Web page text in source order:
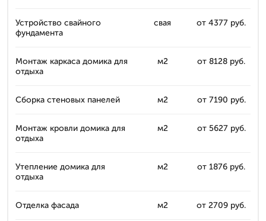
Устройство свайного
фундамента
свая от 4377 руб.
Монтаж каркаса домика для
отдыха
м2 от 8128 руб.
Сборка стеновых панелей м2 от 7190 руб.
Монтаж кровли домика для
отдыха
м2 от 5627 руб.
Утепление домика для
отдыха
м2 от 1876 руб.
Отделка фасада м2 от 2709 руб.